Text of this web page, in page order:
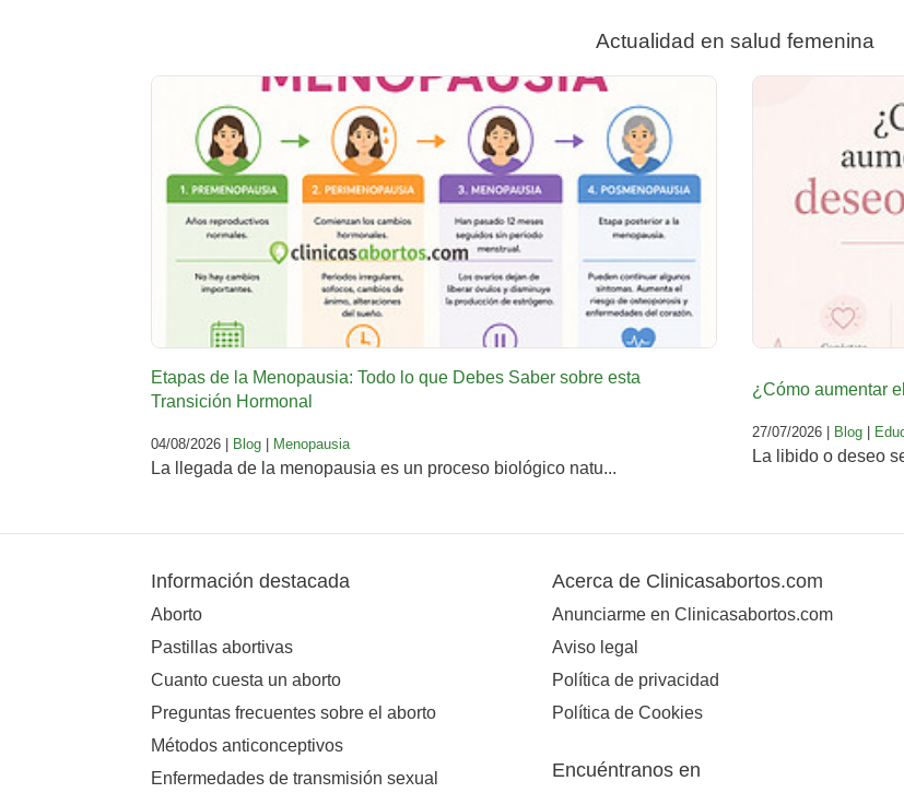
Actualidad en salud femenina
Etapas de la Menopausia: Todo lo que Debes Saber sobre esta
Transición Hormonal
04/08/2026 | Blog Menopausia
La llegada de la menopausia es un proceso biológico natu...
¿Cómo aumentar
27/07/2026 | Blog
La libido o deseo
Información destacada
Aborto
Pastillas abortivas
Cuanto cuesta un aborto
Preguntas frecuentes sobre el aborto
Métodos anticonceptivos
Enfermedades de transmisión sexual
Acerca de Clinicasabortos.com
Anunciarme en Clinicasabortos.com
Aviso legal
Política de privacidad
Política de Cookies
Encuéntranos en